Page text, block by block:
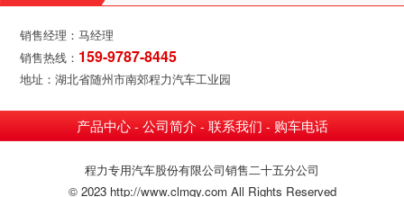
销售经理：马经理
销售热线： 159-9787-8445
地址：湖北省随州市南郊程力汽车工业园
产品中心- 公司简介 - 联系我们 - 购车电话
程力专用汽车股份有限公司销售二十五分公司
© 2023 http://www.clmqy.com All Rights Reserved